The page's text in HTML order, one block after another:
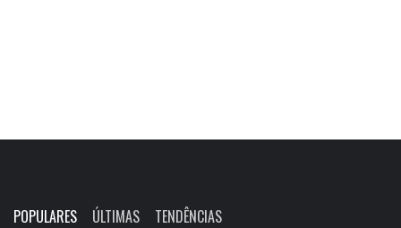
POPULARES ÚLTIMAS TENDÊNCIAS